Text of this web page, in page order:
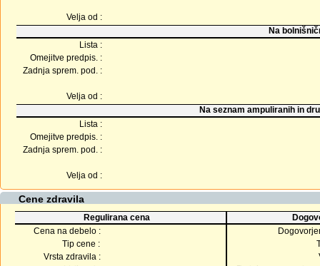
Velja od :
Na
Lista :
Omejitve predpis. :
Zadnja sprem. pod. :
Velja od :
Na seznam ampuliranih in
Lista :
Omejitve predpis. :
Zadnja sprem. pod. :
Velja od :
Cene zdravila
Regulirana cena
Cena na debelo :
Tip cene :
Vrsta zdravila :